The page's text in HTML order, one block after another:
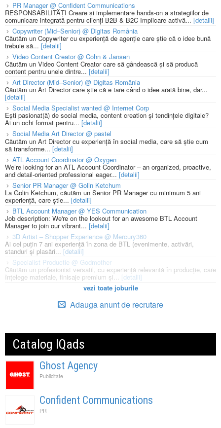
PR Manager @ Confident Communications
RESPONSABILITĂȚI Creare și implementare hands-on a strategiilor de
comunicare integrată pentru clienți B2B & B2C Implicare activă... [detalii]
Copywriter (Mid–Senior) @ Digitas România
Căutăm un Copywriter cu experiență de agenție care știe că o idee bună
trebuie să... [detalii]
Video Content Creator @ Cohn & Jansen
Căutăm un Video Content Creator care să gândească și să producă
content pentru unele dintre... [detalii]
Art Director (Mid–Senior) @ Digitas România
Căutăm un Art Director care știe că e tare când o idee arată bine, dar...
[detalii]
Social Media Specialist wanted @ Internet Corp
Ești pasionat(ă) de social media, content creation și tendințele digitale?
Ai un ochi format pentru... [detalii]
Social Media Art Director @ pastel
Căutăm un Art Director cu experiență în social media, care să știe cum
să transforme... [detalii]
ATL Account Coordinator @ Oxygen
We’re looking for an ATL Account Coordinator – an organized, proactive,
and detail-oriented professional eager... [detalii]
Senior PR Manager @ Golin Ketchum
La Golin Ketchum, căutăm un Senior PR Manager cu minimum 5 ani
experiență, care știe... [detalii]
BTL Account Manager @ YES Communication
Job description: We're on the lookout for an awesome BTL Account
Manager to join our vibrant... [detalii]
3D Artist – Shopper Experience @ Mercury360
Ai cel puțin 7 ani experiență în zona de BTL (evenimente, activări,
standuri și plasări...[detalii]
Specialist Productie @ Godmother
Căutăm un profesionist versatil, cu experiență relevantă în producție, care
înțelege materiale, finisaje premium și... [detalii]
vezi toate joburile
Adauga anunt de recrutare
Catalog IQads
Ghost Agency
Publicitate
Confident Communications
PR